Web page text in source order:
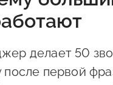
делает 50
после первой